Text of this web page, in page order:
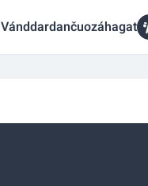
Vánddardančuozáhagat